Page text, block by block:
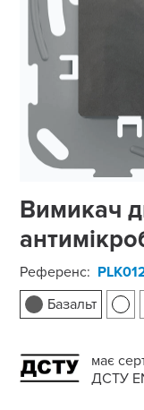
Вимикач
Референс:
Базальт
має
ДСТУ